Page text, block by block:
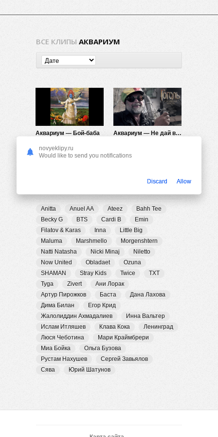
ВСЕ КЛИПЫ АКВАРИУМ
Аквариум — Бой-баба
Аквариум — Не дай вам бог (OST Гоголь. Страшная месть)
Anitta Anuel AA Ateez
Bahh Tee
Becky G
BTS Cardi B
Emin
Filatov & Karas
Inna
Little Big
Maluma
Marshmello
Morgenshtern
Natti Natasha
Nicki Minaj
Niletto
Now United
Obladaet
Ozuna
SHAMAN
Stray Kids Twice
TXT
Tyga
Zivert
Ани Лорак
Артур Пирожков
Баста
Дана Лахова
Дима Билан
Егор Крид
Жалолиддин Ахмадалиев
Инна Вальтер
Ислам Итляшев
Клава Кока
Ленинград
Люся Чеботина
Мари Краймбрери
Миа Бойка
Ольга Бузова
Рустам Нахушев
Сергей Завьялов
Сява
Юрий Шатунов
novyeklipy.ru
Would like to send you notifications
Discard Allow